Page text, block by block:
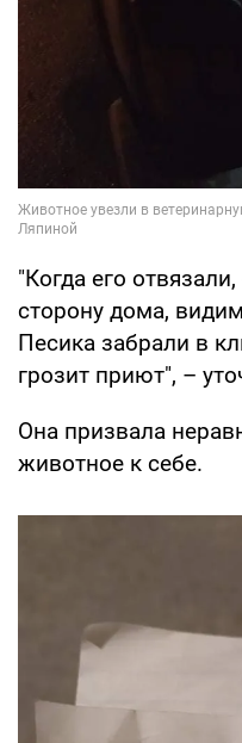
"Когда его
сторону дома,
Песика забрали в
грозит приют", –
Она призвала
животное к себе.